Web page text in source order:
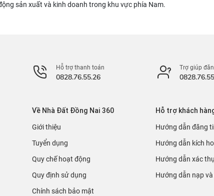
sản xuất và kinh doanh trong khu vực phía Nam.
Hỗ trợ thanh toán
0828.76.55.26
Trợ giúp
Về Nhà Đất Đồng Nai 360
Giới thiệu
Tuyển dụng
Quy chế hoạt động
Quy định sử dụng
Chính sách bảo mật
Hỗ trợ khách
Hướng dẫn đăng
Hướng dẫn kích
Hướng dẫn xác
Hướng dẫn nạp